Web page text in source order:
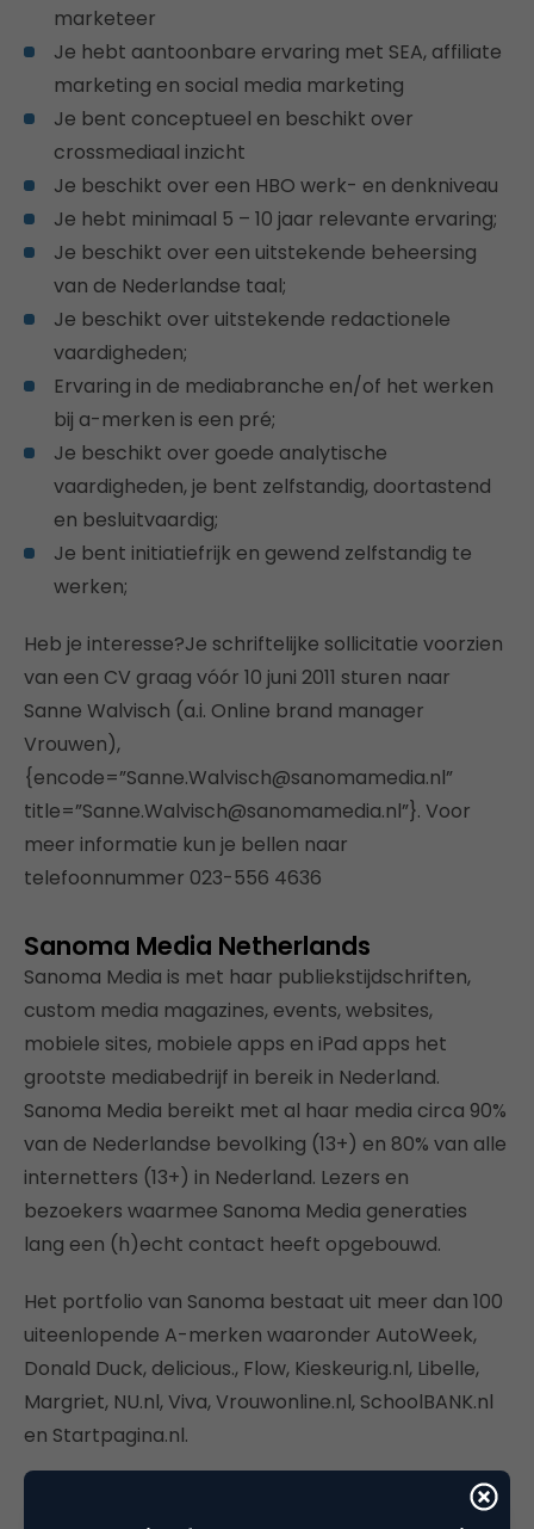
marketeer
Je hebt aantoonbare ervaring met SEA, affiliate
marketing en social media marketing
Je bent conceptueel en beschikt over
crossmediaal inzicht
Je beschikt over een HBO werk- en denkniveau
Je hebt minimaal 5 – 10 jaar relevante ervaring;
Je beschikt over een uitstekende beheersing
van de Nederlandse taal;
Je beschikt over uitstekende redactionele
vaardigheden;
Ervaring in de mediabranche en/of het werken
bij a-merken is een pré;
Je beschikt over goede analytische
vaardigheden, je bent zelfstandig, doortastend
en besluitvaardig;
Je bent initiatiefrijk en gewend zelfstandig te
werken;
Heb je interesse?Je schriftelijke sollicitatie voorzien
van een CV graag vóór 10 juni 2011 sturen naar
Sanne Walvisch (a.i. Online brand manager
Vrouwen),
{encode=”Sanne.Walvisch@sanomamedia.nl”
title=”Sanne.Walvisch@sanomamedia.nl”}. Voor
meer informatie kun je bellen naar
telefoonnummer 023-556 4636
Sanoma Media Netherlands
Sanoma Media is met haar publiekstijdschriften,
custom media magazines, events, websites,
mobiele sites, mobiele apps en iPad apps het
grootste mediabedrijf in bereik in Nederland.
Sanoma Media bereikt met al haar media circa 90%
van de Nederlandse bevolking (13+) en 80% van alle
internetters (13+) in Nederland. Lezers en
bezoekers waarmee Sanoma Media generaties
lang een (h)echt contact heeft opgebouwd.
Het portfolio van Sanoma bestaat uit meer dan 100
uiteenlopende A-merken waaronder AutoWeek,
Donald Duck, delicious., Flow, Kieskeurig.nl, Libelle,
Margriet, NU.nl, Viva, Vrouwonline.nl, SchoolBANK.nl
en Startpagina.nl.